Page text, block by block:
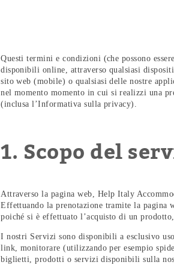
Questi termini e condizioni (che possono
disponibili online, attraverso qualsiasi
sito web (mobile) o qualsiasi delle nostre
nel momento momento in cui si realizzi una
(inclusa l’Informativa sulla privacy).
1. Scopo del
Attraverso la pagina web, Help Italy
Effettuando la prenotazione tramite la pagina
poiché si è effettuato l’acquisto di un
I nostri Servizi sono disponibili a esclusivo
link, monitorare (utilizzando per esempio
biglietti, prodotti o servizi disponibili sulla